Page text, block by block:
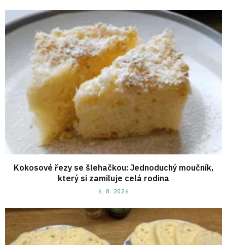
Kokosové řezy se šlehačkou: Jednoduchý moučník,
který si zamiluje celá rodina
6. 8. 2026